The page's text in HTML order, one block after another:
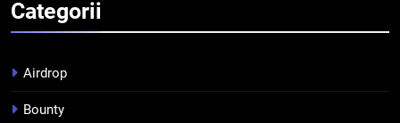
3
Pariuri cu plata în crypto:
Categorii
Airdrop
Bounty